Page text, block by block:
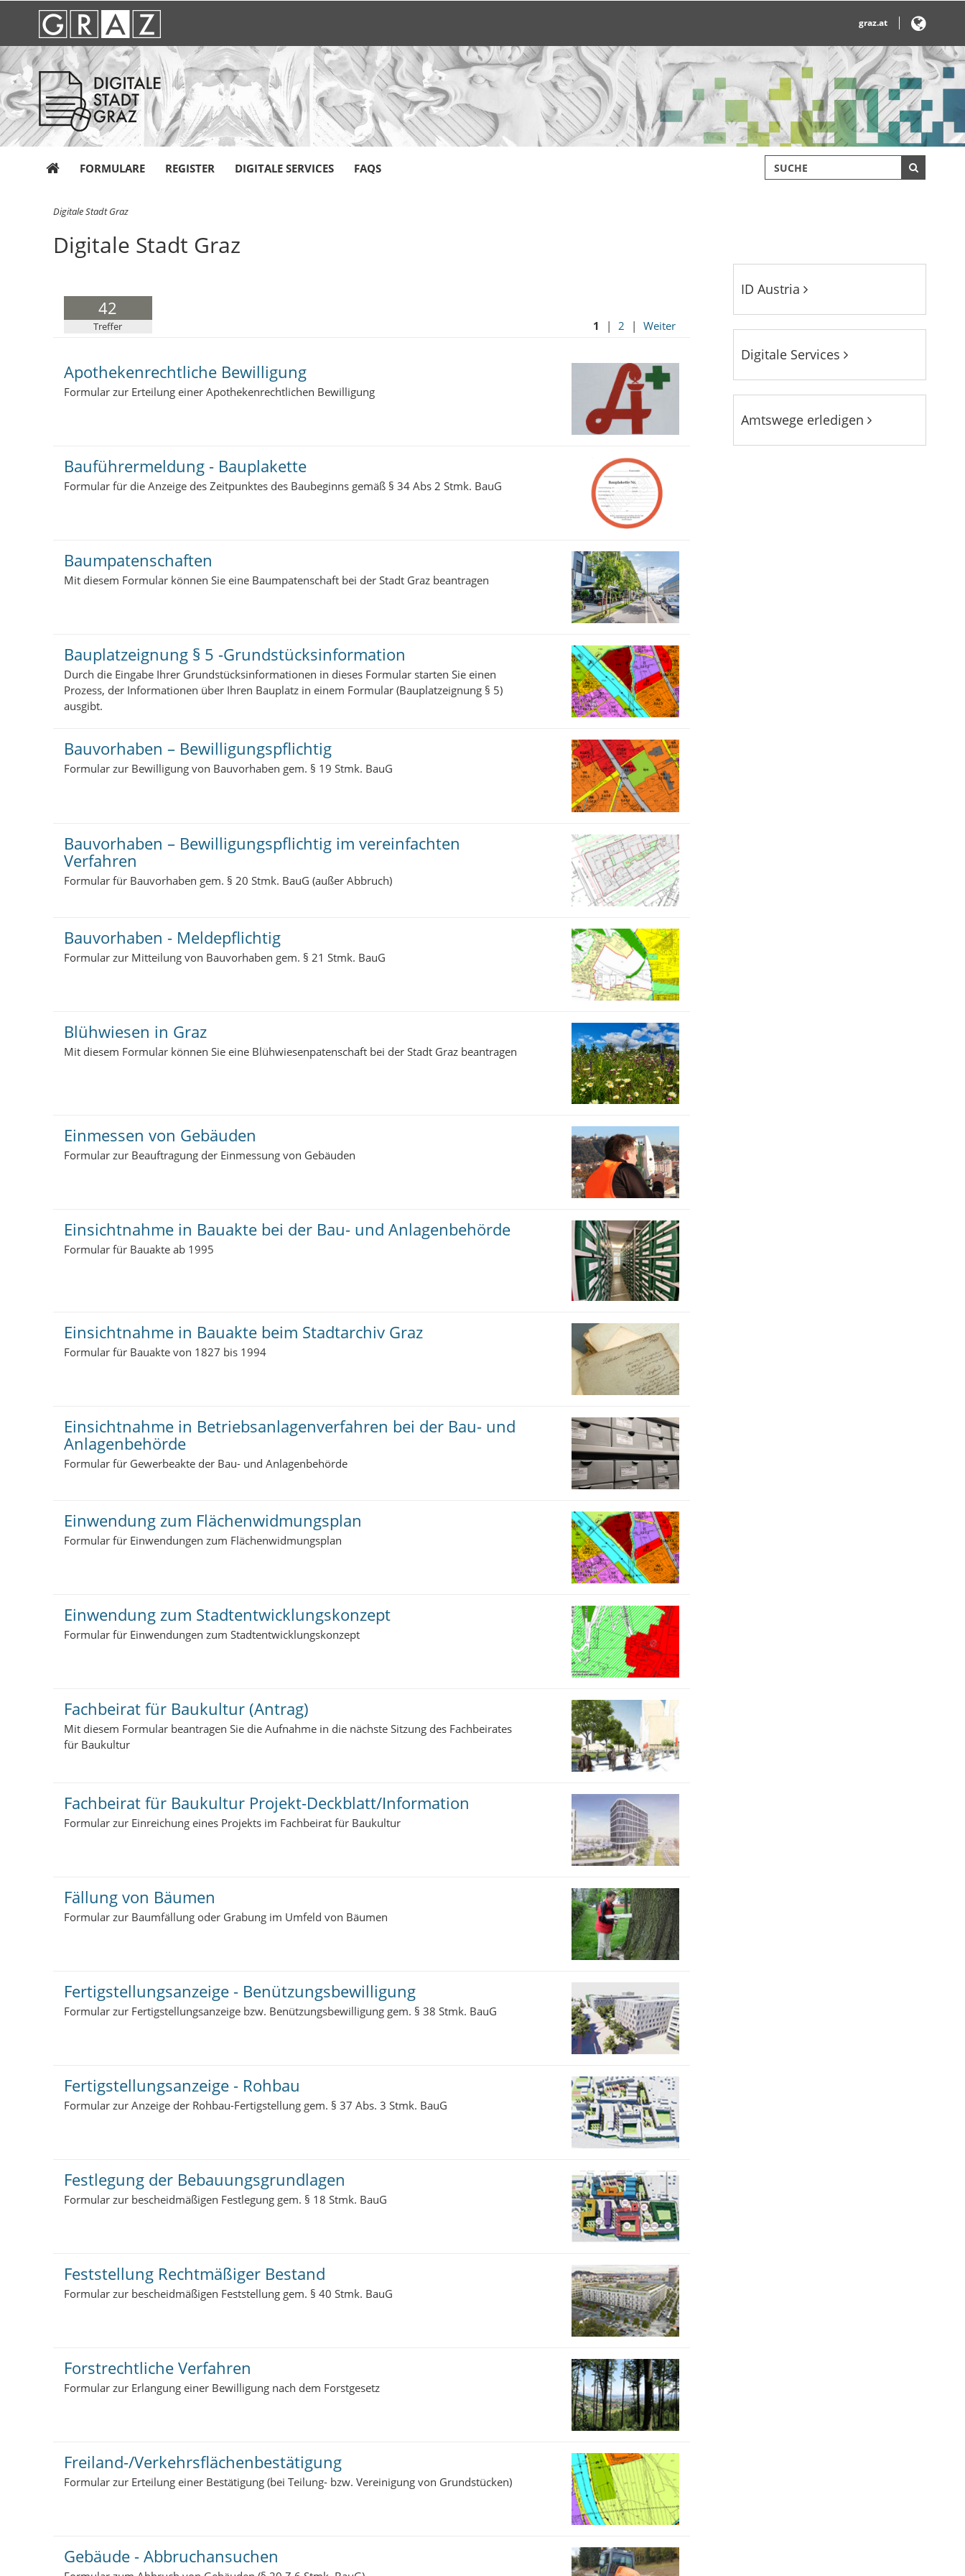
graz.at
FORMULARE REGISTER DIGITALE SERVICES FAQS
S
e
s
Digitale Stadt Graz
Digitale Stadt Graz
42
Treffer 1 | 2 | Weiter
Apothekenrechtliche Bewilligung
Formular zur Erteilung einer Apothekenrechtlichen Bewilligung
Bauführermeldung - Bauplakette
Formular für die Anzeige des Zeitpunktes des Baubeginns gemäß § 34 Abs 2 Stmk. BauG
Baumpatenschaften
Mit diesem Formular können Sie eine Baumpatenschaft bei der Stadt Graz beantragen
Bauplatzeignung § 5 -Grundstücksinformation
Durch die Eingabe Ihrer Grundstücksinformationen in dieses Formular starten Sie einen
Prozess, der Informationen über Ihren Bauplatz in einem Formular (Bauplatzeignung § 5)
ausgibt.
Bauvorhaben – Bewilligungspflichtig
Formular zur Bewilligung von Bauvorhaben gem. § 19 Stmk. BauG
Bauvorhaben – Bewilligungspflichtig im vereinfachten
Verfahren
Formular für Bauvorhaben gem. § 20 Stmk. BauG (außer Abbruch)
Bauvorhaben - Meldepflichtig
Formular zur Mitteilung von Bauvorhaben gem. § 21 Stmk. BauG
Blühwiesen in Graz
Mit diesem Formular können Sie eine Blühwiesenpatenschaft bei der Stadt Graz beantragen
Einmessen von Gebäuden
Formular zur Beauftragung der Einmessung von Gebäuden
Einsichtnahme in Bauakte bei der Bau- und Anlagenbehörde
Formular für Bauakte ab 1995
Einsichtnahme in Bauakte beim Stadtarchiv Graz
Formular für Bauakte von 1827 bis 1994
Einsichtnahme in Betriebsanlagenverfahren bei der Bau- und
Anlagenbehörde
Formular für Gewerbeakte der Bau- und Anlagenbehörde
Einwendung zum Flächenwidmungsplan
Formular für Einwendungen zum Flächenwidmungsplan
Einwendung zum Stadtentwicklungskonzept
Formular für Einwendungen zum Stadtentwicklungskonzept
Fachbeirat für Baukultur (Antrag)
Mit diesem Formular beantragen Sie die Aufnahme in die nächste Sitzung des Fachbeirates
für Baukultur
Fachbeirat für Baukultur Projekt-Deckblatt/Information
Formular zur Einreichung eines Projekts im Fachbeirat für Baukultur
Fällung von Bäumen
Formular zur Baumfällung oder Grabung im Umfeld von Bäumen
Fertigstellungsanzeige - Benützungsbewilligung
Formular zur Fertigstellungsanzeige bzw. Benützungsbewilligung gem. § 38 Stmk. BauG
Fertigstellungsanzeige - Rohbau
Formular zur Anzeige der Rohbau-Fertigstellung gem. § 37 Abs. 3 Stmk. BauG
Festlegung der Bebauungsgrundlagen
Formular zur bescheidmäßigen Festlegung gem. § 18 Stmk. BauG
Feststellung Rechtmäßiger Bestand
Formular zur bescheidmäßigen Feststellung gem. § 40 Stmk. BauG
Forstrechtliche Verfahren
Formular zur Erlangung einer Bewilligung nach dem Forstgesetz
Freiland-/Verkehrsflächenbestätigung
Formular zur Erteilung einer Bestätigung (bei Teilung- bzw. Vereinigung von Grundstücken)
Gebäude - Abbruchansuchen
ID Austria
Digitale Services
Amtswege erledigen